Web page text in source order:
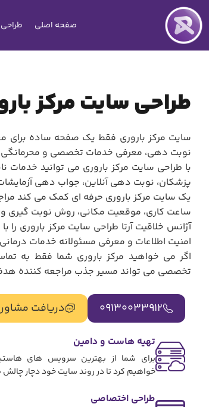
صفحه اصلی
طراحی سایت مرکز
سایت مرکز باروری فقط یک صفحه ساده برای
نوبت دهی، معرفی خدمات تخصصی و محرمانگی
پزشکان، نوبت دهی آنلاین، جواب دهی
یک سایت مرکز باروری حرفه ای کمک می کند
ساعت کاری، موقعیت مکانی، روش نوبت گیری و
آژانس خلاقیت آرتا طراحی سایت مرکز باروری را
امنیت اطلاعات و معرفی مسئولانه خدمات
اگر می خواهید مرکز باروری شما فقط به
تخصصی می تواند مسیر جذب مراجعه کننده
09130033912 دریافت
تهیه هاست و دامین
برای شما از بهترین سرویس های
خواهیم کرد تا در روند سایت خود دچار
طراحی اختصاصی